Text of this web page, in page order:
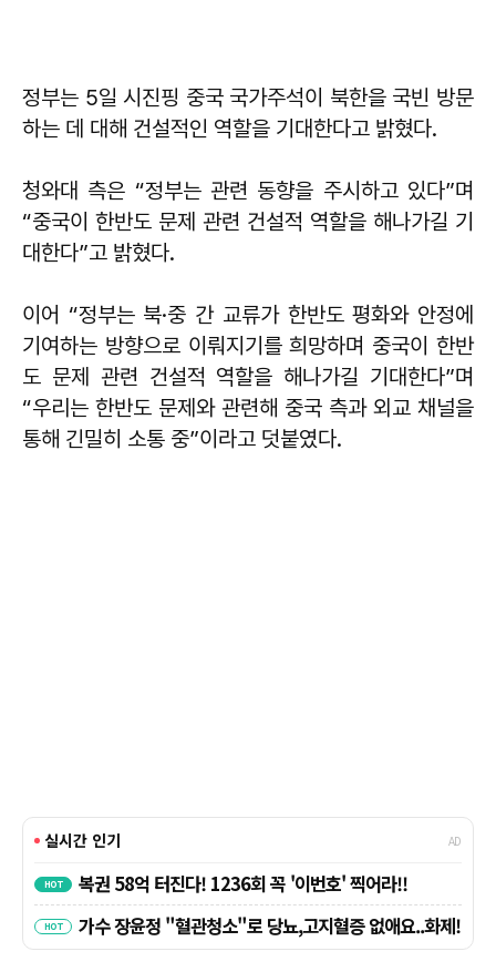
정부는 5일 시진핑 중국 국가주석이 북한을 국빈 방문
하는 데 대해 건설적인 역할을 기대한다고 밝혔다.
청와대 측은 “정부는 관련 동향을 주시하고 있다”며
“중국이 한반도 문제 관련 건설적 역할을 해나가길 기
대한다”고 밝혔다.
이어 “정부는 북·중 간 교류가 한반도 평화와 안정에
기여하는 방향으로 이뤄지기를 희망하며 중국이 한반
도 문제 관련 건설적 역할을 해나가길 기대한다”며
“우리는 한반도 문제와 관련해 중국 측과 외교 채널을
통해 긴밀히 소통 중”이라고 덧붙였다.